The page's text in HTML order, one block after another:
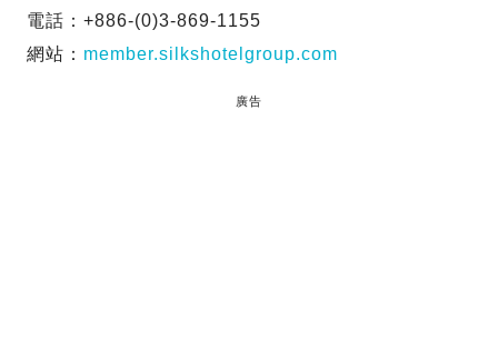
電話：+886-(0)3-869-1155
網站： member.silkshotelgroup.com
廣告